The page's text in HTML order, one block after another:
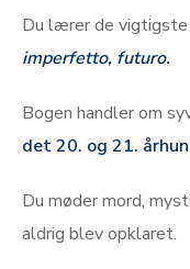
Du lærer de vigtigste
imperfetto, futuro.
Bogen handler om
det 20. og 21.
Du møder mord,
aldrig blev opklaret.